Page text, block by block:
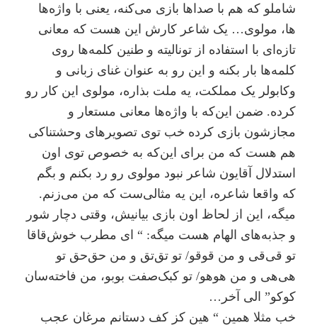
شاملو که هم با صداها بازی می‌کنه، یعنی با واژه‌ها
ها، مولوی… یک شاعر کارش این هست که معانی
تازه‌ای با استفاده از تونالیته و طنین کلمه‌ها روی
کلمه‌ها بار بکنه و این رو به عنوان غنای زبانی و
وکابولر یک مملکت، یه ملت بذاره، مولوی این کار رو
کرده. ضمن این‌که با واژه‌ها معانی مستعار و
مجازشون بازی کرده خب توی تصویرهای وحشتناکی
هم هست که من برای این‌که به خصوص توی اون
استدلال آقایون شاعر نبود مولوی رو رد بکنم و بگم
که واقعا شاعره، این یه مثالی‌ست که من می‌زنم.
میگه، این از لحاظ اون بازی بیانیش، وقتی دچار شور
و جذبه‌های الهام هست میگه: “ ای مطرب خوش‌قاقا
تو قی‌قی و من قوقو/ تو تق‌تق و من حق‌حق تو
هی‌هی و من هوهو/ تو کبک‌صفت بوبو، من فاخته‌سان
کوکو” الی آخر…
خب مثلا همین “ هین کز کف دستانم مرغان عجب